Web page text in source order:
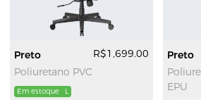
Preto
Poliuretano PVC
R$1,699.00
Em estoque L
Preto
EPU